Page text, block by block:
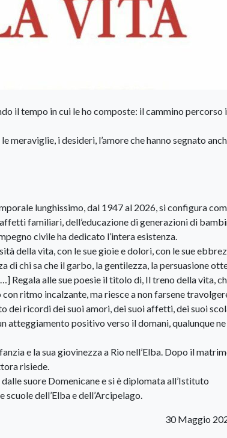
il tempo in cui le ho composte: il cammino percorso
meraviglie, i desideri, l’amore che hanno segnato
lunghissimo, dal 1947 al 2026, si configura
familiari, dell’educazione di generazioni di
civile ha dedicato l’in­tera esistenza.
della vita, con le sue gioie e dolori, con le sue
di chi sa che il garbo, la gentilezza, la persuasione
Regala alle sue poesie il titolo di, Il treno della vita,
ritmo incalzante, ma riesce a non farsene
dei ricordi dei suoi amori, dei suoi affetti, dei suoi
atteggiamento positivo verso il domani, qualunque ne
e la sua giovinezza a Rio nell’Elba. Dopo il
risiede.
suore Domenicane e si è diplomata all’Istituto
dell’Elba e dell’Arcipelago.
30 Maggio